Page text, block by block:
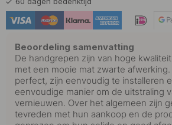
Beoordeling samenvatting
De handgrepen zijn van hoge
met een mooie mat zwarte
perfect, zijn eenvoudig te installeren
eenvoudige manier om de uitstraling
vernieuwen. Over het algemeen zijn
tevreden met hun aankoop en de